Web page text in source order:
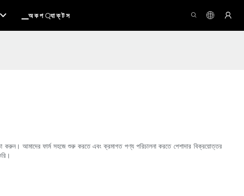
▁অ ক প ্যা ক্ ট স
আমাদের ফার্ম সহজে শুরু করতে এবং ক্রমাগত পণ্য পরিচালনা করতে পেশাদার বিক্রয়োত্তর